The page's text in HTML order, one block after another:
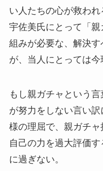
い人たちの心が救われ
宇佐美氏にとって「
組みが必要な、解決
が、当人にとっては今
もし親ガチャという
が努力をしない言い
様の理屈で、親ガチ
自己の力を過大評価
に過ぎない。